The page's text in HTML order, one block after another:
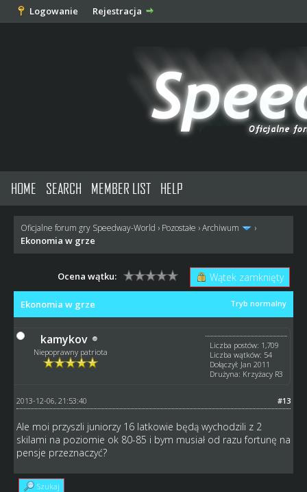
Logowanie Rejestracja
HOME SEARCH MEMBER LIST HELP
Oficjalne forum gry Speedway-World › Pozostałe ›Archiwum ›
Ekonomia w grze
Wątek zamknięty
Ocena wątku:
Tryb normalny
Ekonomia w grze
kamykov
Niepoprawny patriota
Liczba postów: 1,709
Liczba wątków: 54
Dołączył: Jan 2011
Drużyna: Krzyżacy R3
#13
2013-12-06, 21:53:40
Ale moi przyszli juniorzy 16 latkowie będą wychodzili z 2
skilami na poziomie ok 80-85 i bym musiał od razu fortunę na
pensje przeznaczyć?
Szukaj